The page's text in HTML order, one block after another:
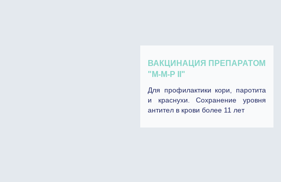
ВАКЦИНАЦИЯ ПРЕПАРАТОМ
"М-М-P II"
Для профилактики кори, паротита
и краснухи. Сохранение уровня
антител в крови более 11 лет